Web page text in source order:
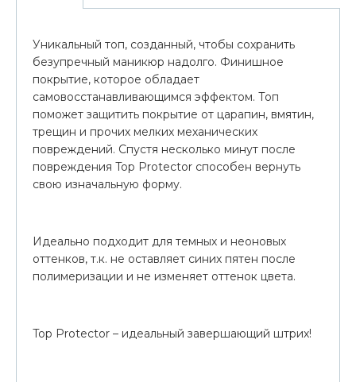
Уникальный топ, созданный, чтобы сохранить
безупречный маникюр надолго. Финишное
покрытие, которое обладает
самовосстанавливающимся эффектом. Топ
поможет защитить покрытие от царапин, вмятин,
трещин и прочих мелких механических
повреждений. Спустя несколько минут после
повреждения Top Protector способен вернуть
свою изначальную форму.
Идеально подходит для темных и неоновых
оттенков, т.к. не оставляет синих пятен после
полимеризации и не изменяет оттенок цвета.
Top Protector – идеальный завершающий штрих!